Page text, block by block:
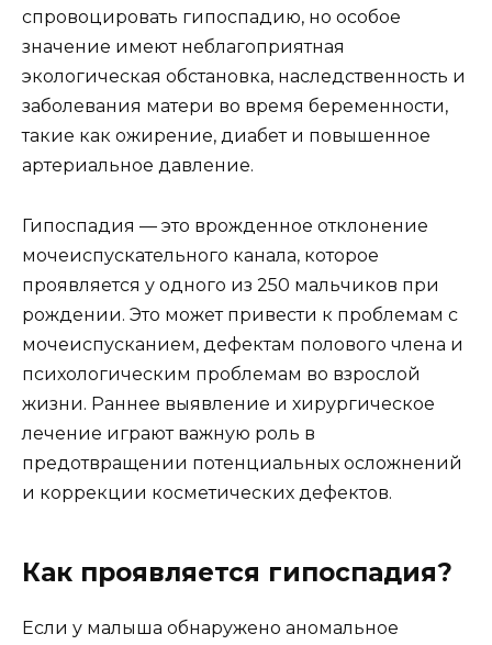
спровоцировать гипоспадию, но особое
значение имеют неблагоприятная
экологическая обстановка, наследственность и
заболевания матери во время беременности,
такие как ожирение, диабет и повышенное
артериальное давление.
Гипоспадия — это врожденное отклонение
мочеиспускательного канала, которое
проявляется у одного из 250 мальчиков при
рождении. Это может привести к проблемам с
мочеиспусканием, дефектам полового члена и
психологическим проблемам во взрослой
жизни. Раннее выявление и хирургическое
лечение играют важную роль в
предотвращении потенциальных осложнений
и коррекции косметических дефектов.
Как проявляется гипоспадия?
Если у малыша обнаружено аномальное